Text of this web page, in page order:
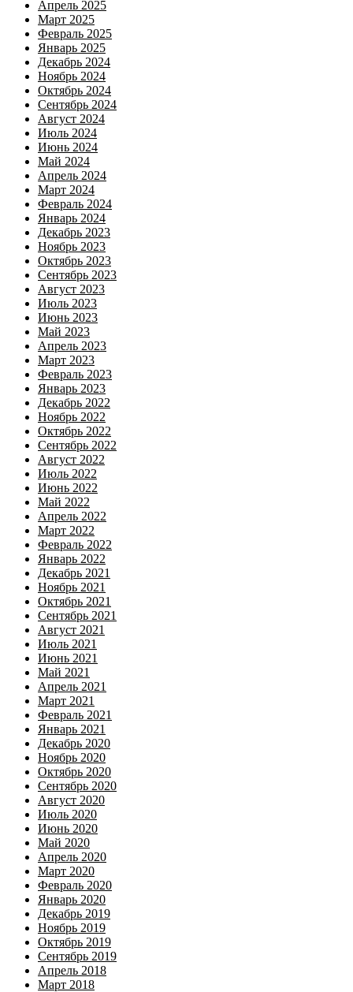
Апрель 2025
Март 2025
Февраль 2025
Январь 2025
Декабрь 2024
Ноябрь 2024
Октябрь 2024
Сентябрь 2024
Август 2024
Июль 2024
Июнь 2024
Май 2024
Апрель 2024
Март 2024
Февраль 2024
Январь 2024
Декабрь 2023
Ноябрь 2023
Октябрь 2023
Сентябрь 2023
Август 2023
Июль 2023
Июнь 2023
Май 2023
Апрель 2023
Март 2023
Февраль 2023
Январь 2023
Декабрь 2022
Ноябрь 2022
Октябрь 2022
Сентябрь 2022
Август 2022
Июль 2022
Июнь 2022
Май 2022
Апрель 2022
Март 2022
Февраль 2022
Январь 2022
Декабрь 2021
Ноябрь 2021
Октябрь 2021
Сентябрь 2021
Август 2021
Июль 2021
Июнь 2021
Май 2021
Апрель 2021
Март 2021
Февраль 2021
Январь 2021
Декабрь 2020
Ноябрь 2020
Октябрь 2020
Сентябрь 2020
Август 2020
Июль 2020
Июнь 2020
Май 2020
Апрель 2020
Март 2020
Февраль 2020
Январь 2020
Декабрь 2019
Ноябрь 2019
Октябрь 2019
Сентябрь 2019
Апрель 2018
Март 2018